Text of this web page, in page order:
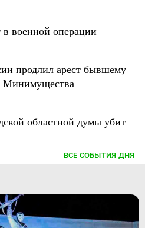
военной операции
продлил арест бывшему
Минимущества
областной думы убит
ВСЕ СОБЫТИЯ ДНЯ